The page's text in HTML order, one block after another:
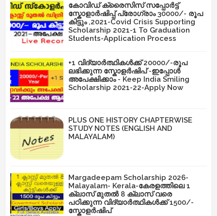
കോവിഡ് ക്രൈസിസ് സപ്പോർട്ട്
സ്കോളാർഷിപ്പ് പ്രോഗ്രാം 30000/- രൂപ
കിട്ടും ,2021-Covid Crisis Supporting
Scholarship 2021-1 To Graduation
Students-Application Process
+1 വിദ്യാർത്ഥികൾക്ക് 20000/-രൂപ
ലഭിക്കുന്ന സ്കോളർഷിപ് -ഇപ്പോൾ
അപേക്ഷിക്കാം - Keep India Smiling
Scholarship 2021-22-Apply Now
PLUS ONE HISTORY CHAPTERWISE
STUDY NOTES (ENGLISH AND
MALAYALAM)
Margadeepam Scholarship 2026-
Malayalam- Kerala-കേരളത്തിലെ 1
ക്ലാസ് മുതൽ 8 ക്ലാസ് വരെ
പഠിക്കുന്ന വിദ്യാർത്ഥികൾക്ക് 1500/-
സ്കോളർഷിപ്